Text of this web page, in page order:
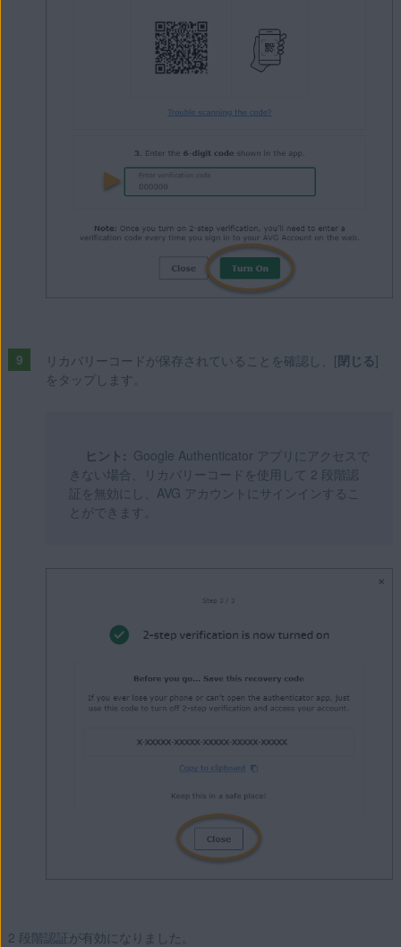
リカバリーコードが保存されていることを確認し、[閉じる]
をタップします。
ヒント: Google Authenticator アプリにアクセスで
きない場合、リカバリーコードを使用して 2 段階認
証を無効にし、AVG アカウントにサインインするこ
とができます。
2 段階認証が有効になりました。